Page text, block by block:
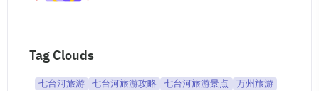
Tag Clouds
七台河旅游 七台河旅游攻略 七台河旅游景点
万州旅游